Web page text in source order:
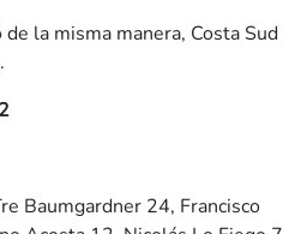
la misma manera, Costa Sud
Baumgardner 24, Francisco